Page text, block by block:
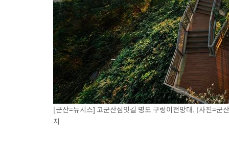
[군산=뉴시스] 고군산섬잇길 명도 구렁이전망대. (사진=
지